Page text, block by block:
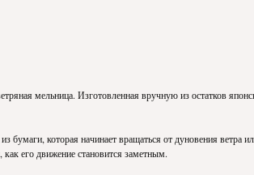
мельница. Изготовленная вручную из остатков
бумаги, которая начинает вращаться от дуновения ветра
его движение становится заметным.